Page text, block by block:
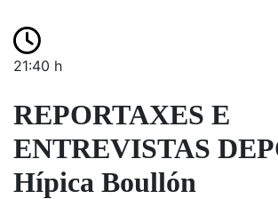
21:40 h
REPORTAXES E
ENTREVISTAS
Hípica Boullón